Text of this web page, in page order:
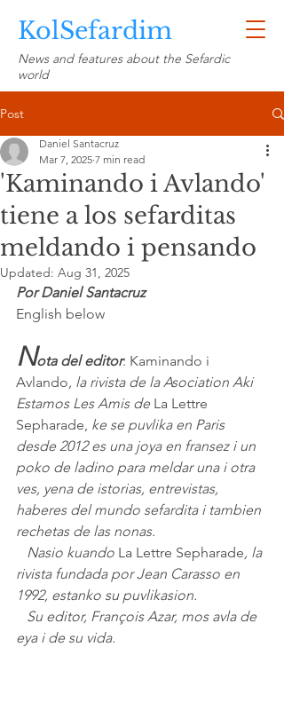
KolSefardim
News and features about the Sefardic
world
Post
'Kaminando i Avlando'
tiene a los sefarditas
meldando i pensando
Daniel Santacruz
Mar 7, 2025 7 min read
Updated: Aug 31, 2025
Por Daniel Santacruz
English below
Nota del editor: Kaminando i
Avlando, la rivista de la Asociation Aki
Estamos Les Amis de La Lettre
Sepharade, ke se puvlika en Paris
desde 2012 es una joya en fransez i un
poko de ladino para meldar una i otra
ves, yena de istorias, entrevistas,
haberes del mundo sefardita i tambien
rechetas de las nonas.
   Nasio kuando
La Lettre Sepharade, la
rivista fundada por Jean Carasso en
1992, estanko su puvlikasion.
   Su editor, François
Azar, mos avla de
eya i de su vida.